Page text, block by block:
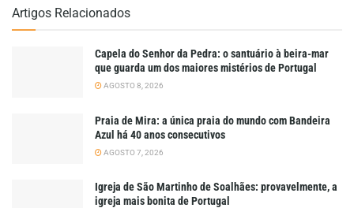
Artigos Relacionados
Capela do Senhor da Pedra: o santuário à beira-mar
que guarda um dos maiores mistérios de Portugal
AGOSTO 8, 2026
Praia de Mira: a única praia do mundo com Bandeira
Azul há 40 anos consecutivos
AGOSTO 7, 2026
Igreja de São Martinho de Soalhães: provavelmente, a
igreja mais bonita de Portugal